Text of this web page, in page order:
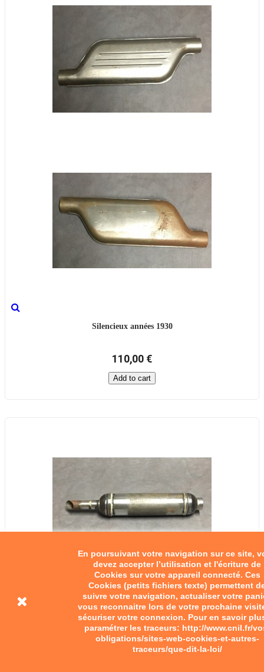
En poursuivant votre navigation sur ce site,
devez accepter l’utilisation et l'écriture de
Cookies sur votre appareil connecté. Ces
Cookies (petits fichiers texte) permettent
suivre votre navigation, actualiser votre
vous reconnaitre lors de votre prochaine
sécuriser votre connexion. Pour en savoir
paramétrer les traceurs: http://www.cnil.fr/
obligations/sites-web-cookies-et-autres-
traceurs/que-dit-la-loi/
Silencieux années 1930
110,00 €
Add to cart